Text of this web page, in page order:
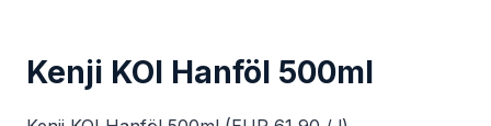
Kenji KOI Hanföl 500ml